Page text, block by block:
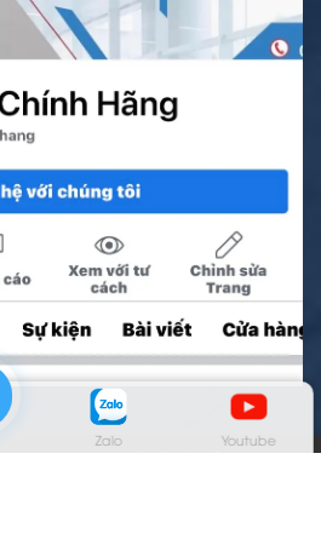
Zalo Youtube
All Rights Reserved